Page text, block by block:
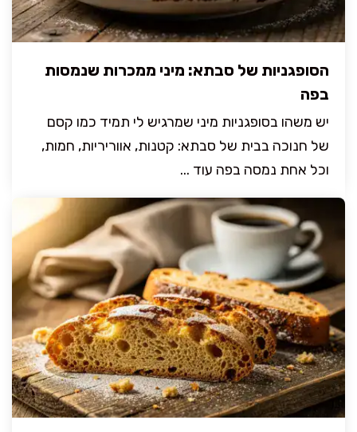
הסופגניות של סבתא: מיני ממכרות שנמסות
בפה
יש משהו בסופגניות מיני שמרגיש לי תמיד כמו קסם
של חנוכה בבית של סבתא: קטנות, אווריריות, חמות,
וכל אחת נמסה בפה עוד ...